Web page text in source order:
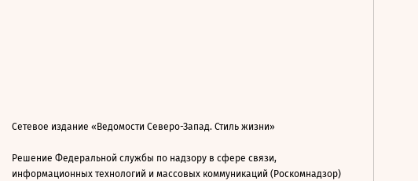
Сетевое издание «Ведомости Северо-Запад. Стиль жизни»
Решение Федеральной службы по надзору в сфере связи,
информационных технологий и массовых коммуникаций (Роскомнадзор)